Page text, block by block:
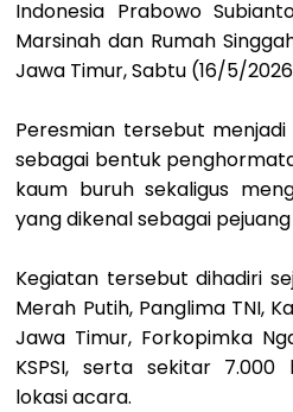
Indonesia Prabowo
Marsinah dan Rumah
Jawa Timur, Sabtu (16/5/
Peresmian tersebut
sebagai bentuk
kaum buruh sekaligus
yang dikenal sebagai
Kegiatan tersebut dihadiri
Merah Putih, Panglima TNI,
Jawa Timur, Forkopimka
KSPSI, serta sekitar
lokasi acara.